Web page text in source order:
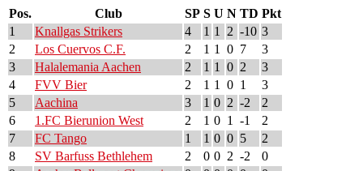
Pos. Club SP S U N TD Pkt
1
Knallgas Strikers 4 1 1 2 -10 3
2
Los Cuervos C.F. 2 1 1 0 7
3
3
Halalemania Aachen 2 1 1 0 2
3
4
FVV Bier 2 1 1 0 1
3
5
Aachina 3 1 0 2 -2
2
6
1.FC Bierunion West 2 1 0 1 -1
2
7
FC Tango 1 1 0 0 5
2
8
SV Barfuss Bethlehem 2 0 0 2 -2
0